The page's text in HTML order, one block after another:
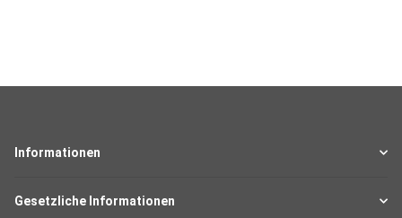
Informationen
Gesetzliche Informationen